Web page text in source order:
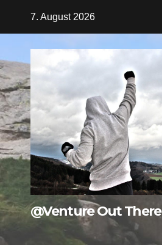
7. August 2026
@Venture Out There